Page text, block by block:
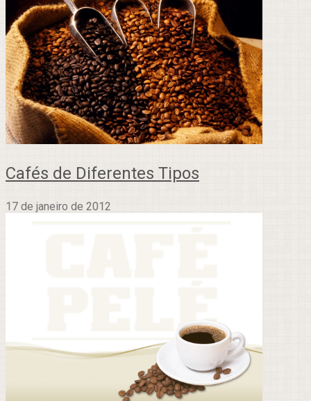
Cafés de Diferentes Tipos
17 de janeiro de 2012